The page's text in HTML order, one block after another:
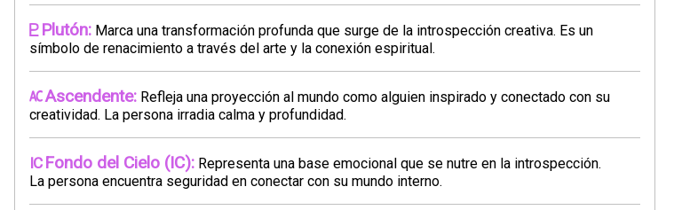
Plutón: Marca una transformación profunda que surge de la introspección creativa. Es un
símbolo de renacimiento a través del arte y la conexión espiritual.
Ascendente: Refleja una proyección al mundo como alguien inspirado y conectado con su
creatividad. La persona irradia calma y profundidad.
Fondo del Cielo (IC):Representa una base emocional que se nutre en la introspección.
La persona encuentra seguridad en conectar con su mundo interno.